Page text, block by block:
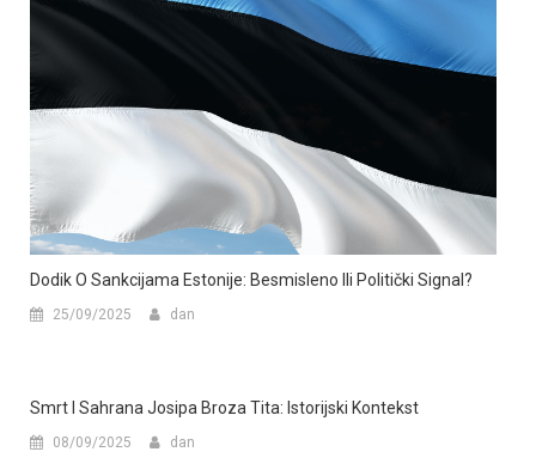
Dodik O Sankcijama Estonije: Besmisleno Ili Politički Signal?
25/09/2025 dan
Smrt I Sahrana Josipa Broza Tita: Istorijski Kontekst
08/09/2025 dan